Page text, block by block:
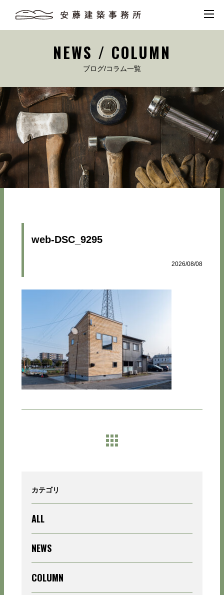
NEWS / COLUMN
ブログ/コラム一覧
カテゴリ
ALL
NEWS
COLUMN
web-DSC_9295
2026/08/08